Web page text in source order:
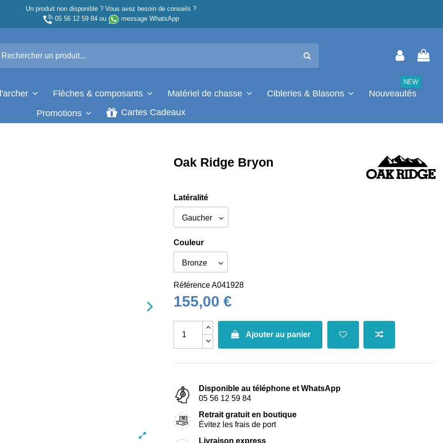
Un produit non disponible ? Vous avez besoin de conseils ?
05 56 12 59 84ou message WhatsApp
Flèches & composants Matériel de chasse Cibleries & Blasons Nouveautés
NEW
Promotions Cartes Cadeaux
Oak Ridge Bryon
Latéralité
Couleur
RéférenceA041928
155,00 €
Ajouter au panier
Disponible au téléphone et WhatsApp
05 56 12 59 84
Retrait gratuit en boutique
Évitez les frais de port
Livraison express